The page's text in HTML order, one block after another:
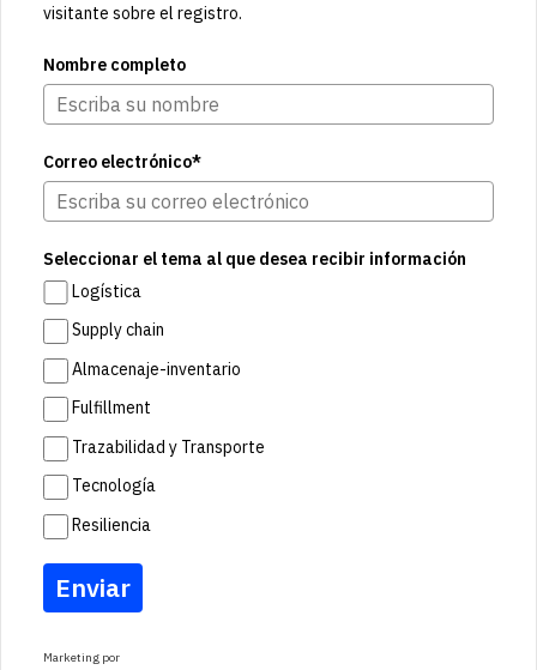
visitante sobre el registro.
Nombre completo
Correo electrónico*
Seleccionar el tema al que desea recibir información
Logística
Supply chain
Almacenaje-inventario
Fulfillment
Trazabilidad y Transporte
Tecnología
Resiliencia
Enviar
Marketing por